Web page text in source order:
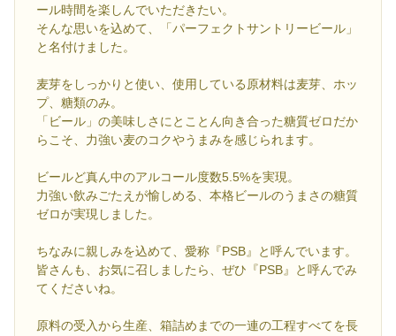
ール時間を楽しんでいただきたい。
そんな思いを込めて、「パーフェクトサントリービール」
と名付けました。
麦芽をしっかりと使い、使用している原材料は麦芽、ホッ
プ、糖類のみ。
「ビール」の美味しさにとことん向き合った糖質ゼロだか
らこそ、力強い麦のコクやうまみを感じられます。
ビールど真ん中のアルコール度数5.5%を実現。
力強い飲みごたえが愉しめる、本格ビールのうまさの糖質
ゼロが実現しました。
ちなみに親しみを込めて、愛称『PSB』と呼んでいます。
皆さんも、お気に召しましたら、ぜひ『PSB』と呼んでみ
てくださいね。
原料の受入から生産、箱詰めまでの一連の工程すべてを長